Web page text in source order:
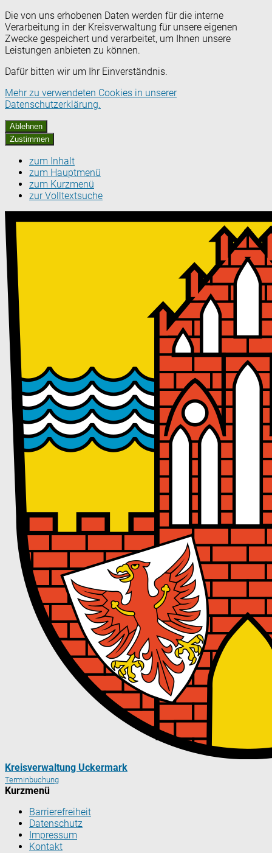
Die von uns erhobenen Daten werden für die interne
Verarbeitung in der Kreisverwaltung für unsere eigenen
Zwecke gespeichert und verarbeitet, um Ihnen unsere
Leistungen anbieten zu können.
Dafür bitten wir um Ihr Einverständnis.
Mehr zu verwendeten Cookies in unserer
Datenschutzerklärung.
Ablehnen
Zustimmen
zum Inhalt
zum Hauptmenü
zum Kurzmenü
zur Volltextsuche
Kreisverwaltung Uckermark
Terminbuchung
Kurzmenü
Barrierefreiheit
Datenschutz
Impressum
Kontakt